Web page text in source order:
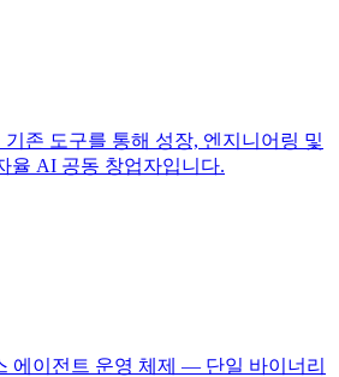
존 도구를 통해 성장, 엔지니어링 및
율 AI 공동 창업자입니다.
에이전트 운영 체제 — 단일 바이너리